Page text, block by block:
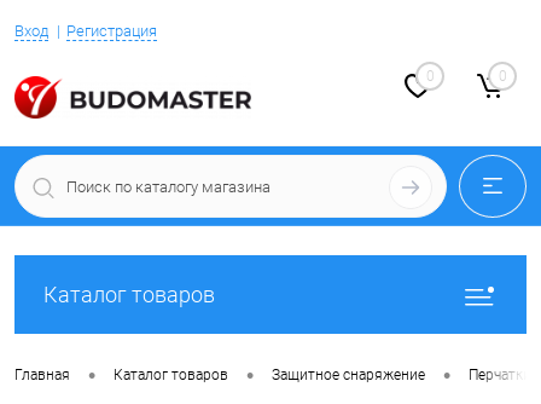
Вход Регистрация
0 0
Каталог товаров
Главная • Каталог товаров • Защитное снаряжение • Перчатки